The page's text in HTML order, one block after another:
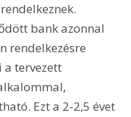
bank azonnal
rendelkezésre
tervezett
Ezt a 2-2,5 évet